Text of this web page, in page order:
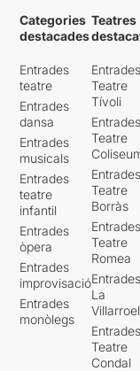
Categories
destacades
Entrades
teatre
Entrades
dansa
Entrades
musicals
Entrades
teatre
infantil
Entrades
òpera
Entrades
improvisació
Entrades
monòlegs
Teatres
Entrades
Teatre
Tívoli
Entrades
Teatre
Entrades
Teatre
Borràs
Entrades
Teatre
Romea
Entrades
La
Villarroel
Entrades
Teatre
Condal